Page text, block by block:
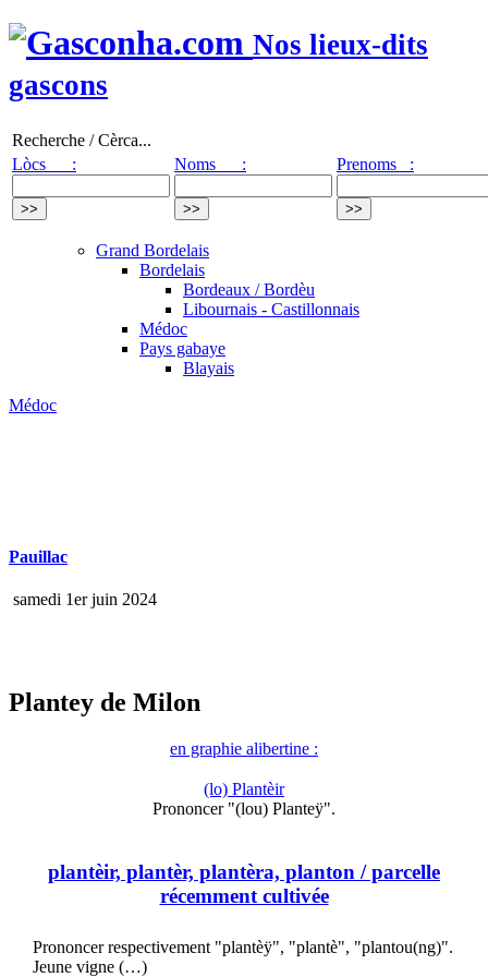
Nos lieux-dits
gascons
Recherche / Cèrca...
Lòcs :
Noms : Prenoms :
Grand Bordelais
Bordelais
Bordeaux / Bordèu
Libournais - Castillonnais
Médoc
Pays gabaye
Blayais
Médoc
Pauillac
samedi 1er juin 2024
Plantey de Milon
en graphie alibertine :
(lo) Plantèir
Prononcer "(lou) Planteÿ".
plantèir, plantèr, plantèra, planton / parcelle
récemment cultivée
Prononcer respectivement "plantèÿ", "plantè", "plantou(ng)".
Jeune vigne (…)